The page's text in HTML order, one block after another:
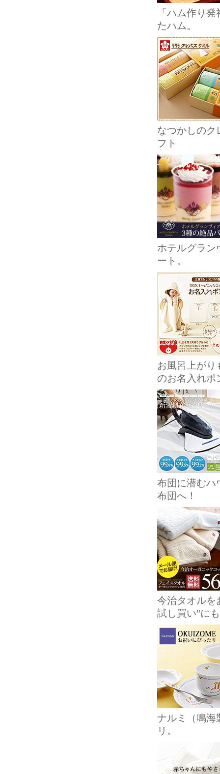
「ハム作り
たハム。
なつかしのク
フト
ホテルグラン
ート。
お風呂上がり
のお名入れポ
布団に潜むハ
布団へ！
今治タオルを
試し買い"に
ナルミ（鳴海
リ。